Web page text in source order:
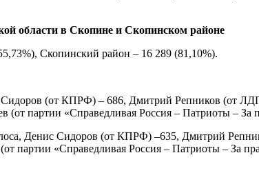
области в Скопине и Скопинском районе
Скопинский район – 16 289 (81,10%).
(от КПРФ) – 686, Дмитрий Репников (от
(от партии «Справедливая Россия – Патриоты – За
Денис Сидоров (от КПРФ) –635, Дмитрий
партии «Справедливая Россия – Патриоты – За